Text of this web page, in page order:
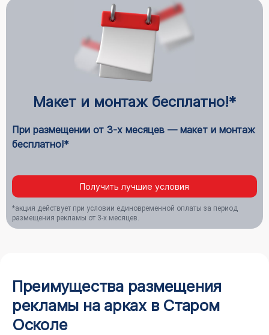
Макет и монтаж бесплатно!*
При размещении от 3-х месяцев — макет и монтаж
бесплатно!*
Получить лучшие условия
*акция действует при условии единовременной оплаты за период
размещения рекламы от 3-х месяцев.
Преимущества размещения
рекламы на арках в Старом
Осколе